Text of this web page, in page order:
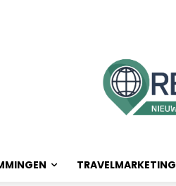
TRAVELMARKETING